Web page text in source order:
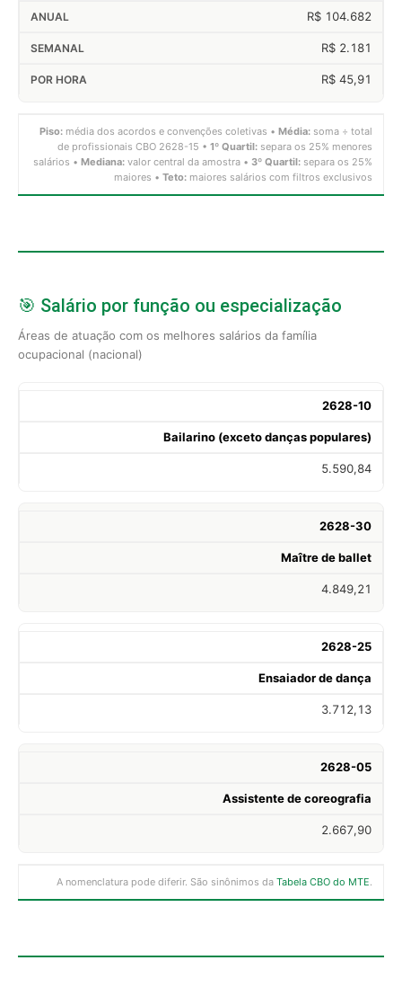
R$ 104.682
R$ 2.181
R$ 45,91
Piso: média dos acordos e convenções coletivas • Média: soma ÷ total
de profissionais CBO 2628-15 • 1º Quartil: separa os 25% menores
salários • Mediana: valor central da amostra • 3º Quartil: separa os 25%
maiores • Teto: maiores salários com filtros exclusivos
🎯 Salário por função ou especialização
Áreas de atuação com os melhores salários da família
ocupacional (nacional)
2628-10
Bailarino (exceto danças populares)
5.590,84
2628-30
Maître de ballet
4.849,21
2628-25
Ensaiador de dança
3.712,13
2628-05
Assistente de coreografia
2.667,90
A nomenclatura pode diferir. São sinônimos da Tabela CBO do MTE.